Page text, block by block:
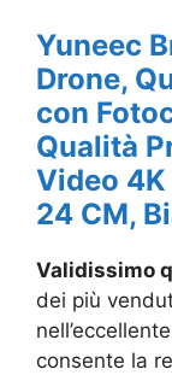
Yuneec
Drone,
con
Qualità
Video 4K
24 CM,
Validissimo
dei più
consente la